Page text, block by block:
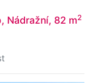
Nádražní, 82 m2